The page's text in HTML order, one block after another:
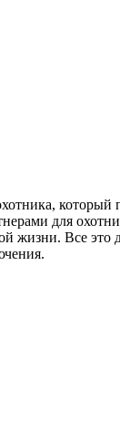
который
для
жизни. Все это